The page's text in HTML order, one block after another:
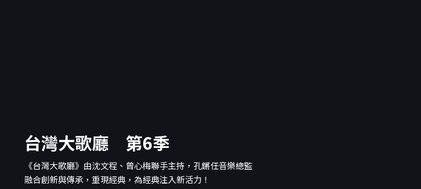
台灣大歌廳 第6季
《台灣大歌廳》由沈文程、曾心梅聯手主持，孔鏘任音樂總監
融合創新與傳承，重現經典，為經典注入新活力！